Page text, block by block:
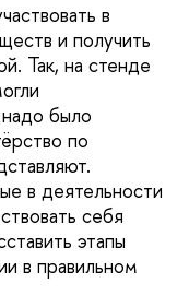
в
и получить
Так, на стенде
надо было
по
в деятельности
себя
этапы
в правильном